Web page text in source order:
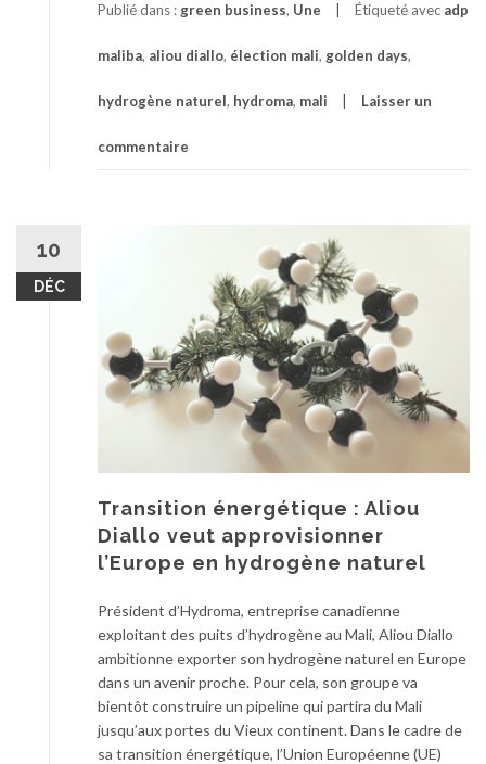
Publié dans :green business, Une Étiqueté avec adp
maliba, aliou diallo, élection mali, golden days,
hydrogène naturel, hydroma, mali Laisser un
commentaire
10
DÉC
Transition énergétique : Aliou
Diallo veut approvisionner
l’Europe en hydrogène naturel
Président d’Hydroma, entreprise canadienne
exploitant des puits d’hydrogène au Mali, Aliou Diallo
ambitionne exporter son hydrogène naturel en Europe
dans un avenir proche. Pour cela, son groupe va
bientôt construire un pipeline qui partira du Mali
jusqu’aux portes du Vieux continent. Dans le cadre de
sa transition énergétique, l’Union Européenne (UE)